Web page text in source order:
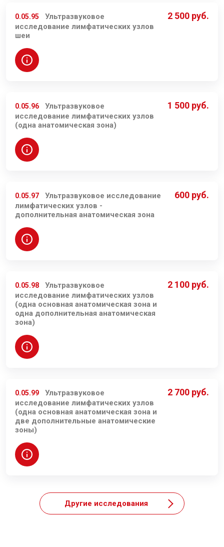
0.05.95
Ультразвуковое
исследование лимфатических узлов
шеи
2 500 руб.
0.05.96
Ультразвуковое
исследование лимфатических узлов
(одна анатомическая зона)
1 500 руб.
0.05.97
Ультразвуковое исследование
лимфатических узлов -
дополнительная анатомическая зона
600 руб.
0.05.98
Ультразвуковое
исследование лимфатических узлов
(одна основная анатомическая зона и
одна дополнительная анатомическая
зона)
2 100 руб.
0.05.99
Ультразвуковое
исследование лимфатических узлов
(одна основная анатомическая зона и
две дополнительные анатомические
зоны)
2 700 руб.
Другие исследования